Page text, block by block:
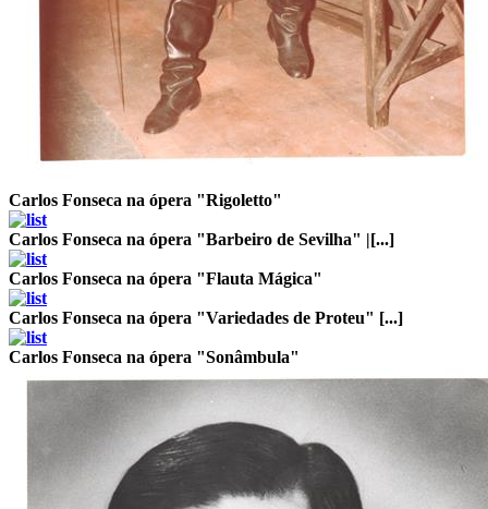
Carlos Fonseca na ópera "Rigoletto"
Carlos Fonseca na ópera "Barbeiro de Sevilha" |[...]
Carlos Fonseca na ópera "Flauta Mágica"
Carlos Fonseca na ópera "Variedades de Proteu" [...]
Carlos Fonseca na ópera "Sonâmbula"